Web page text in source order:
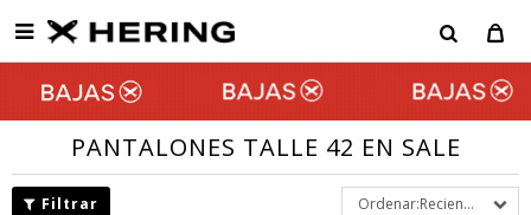

PANTALONES TALLE 42 EN SALE
Recientes